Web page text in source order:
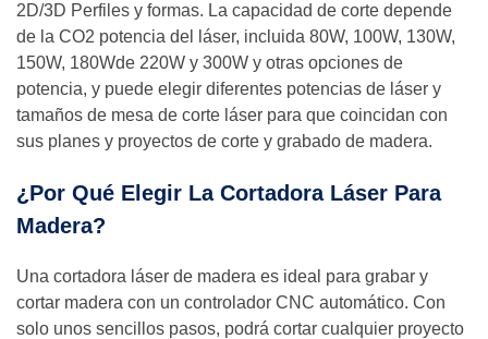
2D/3D Perfiles y formas. La capacidad de corte depende
de la CO2 potencia del láser, incluida 80W, 100W, 130W,
150W, 180Wde 220W y 300W y otras opciones de
potencia, y puede elegir diferentes potencias de láser y
tamaños de mesa de corte láser para que coincidan con
sus planes y proyectos de corte y grabado de madera.
¿Por Qué Elegir La Cortadora Láser Para
Madera?
Una cortadora láser de madera es ideal para grabar y
cortar madera con un controlador CNC automático. Con
solo unos sencillos pasos, podrá cortar cualquier proyecto